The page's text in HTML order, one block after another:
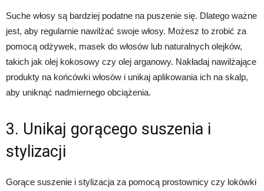
Suche włosy są bardziej podatne na puszenie się. Dlatego ważne
jest, aby regularnie nawilżać swoje włosy. Możesz to zrobić za
pomocą odżywek, masek do włosów lub naturalnych olejków,
takich jak olej kokosowy czy olej arganowy. Nakładaj nawilżające
produkty na końcówki włosów i unikaj aplikowania ich na skalp,
aby uniknąć nadmiernego obciążenia.
3. Unikaj gorącego suszenia i
stylizacji
Gorące suszenie i stylizacja za pomocą prostownicy czy lokówki